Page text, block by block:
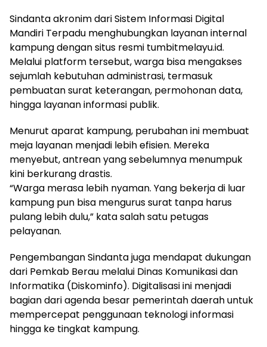
Sindanta akronim dari Sistem Informasi Digital
Mandiri Terpadu menghubungkan layanan internal
kampung dengan situs resmi tumbitmelayu.id.
Melalui platform tersebut, warga bisa mengakses
sejumlah kebutuhan administrasi, termasuk
pembuatan surat keterangan, permohonan data,
hingga layanan informasi publik.
Menurut aparat kampung, perubahan ini membuat
meja layanan menjadi lebih efisien. Mereka
menyebut, antrean yang sebelumnya menumpuk
kini berkurang drastis.
“Warga merasa lebih nyaman. Yang bekerja di luar
kampung pun bisa mengurus surat tanpa harus
pulang lebih dulu,” kata salah satu petugas
pelayanan.
Pengembangan Sindanta juga mendapat dukungan
dari Pemkab Berau melalui Dinas Komunikasi dan
Informatika (Diskominfo). Digitalisasi ini menjadi
bagian dari agenda besar pemerintah daerah untuk
mempercepat penggunaan teknologi informasi
hingga ke tingkat kampung.